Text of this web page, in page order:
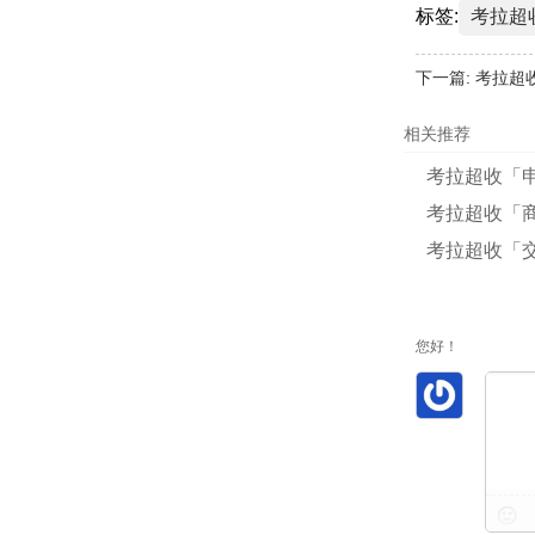
标签: 考拉超
下一篇: 考拉超
相关推荐
考拉超收「
考拉超收「
考拉超收「
您好！